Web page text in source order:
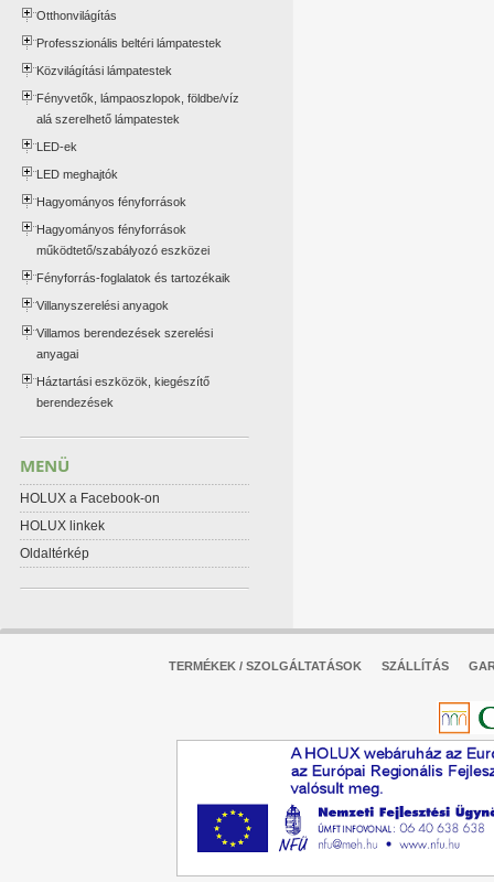
Otthonvilágítás
Professzionális beltéri lámpatestek
Közvilágítási lámpatestek
Fényvetők, lámpaoszlopok, földbe/víz
alá szerelhető lámpatestek
LED-ek
LED meghajtók
Hagyományos fényforrások
Hagyományos fényforrások
működtető/szabályozó eszközei
Fényforrás-foglalatok és tartozékaik
Villanyszerelési anyagok
Villamos berendezések szerelési
anyagai
Háztartási eszközök, kiegészítő
berendezések
MENÜ
HOLUX a Facebook-on
HOLUX linkek
Oldaltérkép
TERMÉKEK / SZOLGÁLTATÁSOK SZÁLLÍTÁS